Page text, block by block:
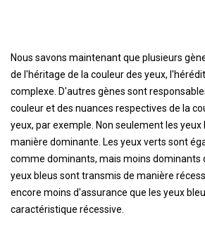
Nous savons maintenant que plusieurs
de l'héritage de la couleur des yeux,
complexe. D'autres gènes sont
couleur et des nuances respectives de la
yeux, par exemple. Non seulement les
manière dominante. Les yeux verts sont
comme dominants, mais moins dominants
yeux bleus sont transmis de manière
encore moins d'assurance que les yeux
caractéristique récessive.